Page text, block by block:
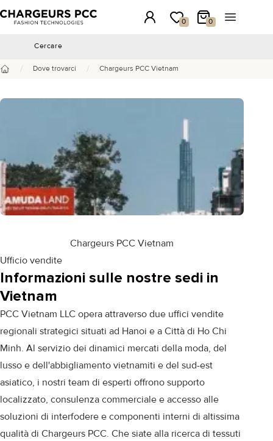
Chargeurs PCC Accesso0
La mia wishlist
0
Il mio carrello
Aprire il
Cercare
/ Dove trovarci / Chargeurs PCC Vietnam
Chargeurs PCC Vietnam
Ufficio vendite
Informazioni sulle nostre sedi in
Vietnam
PCC Vietnam LLC opera attraverso due uffici vendite
regionali strategici situati ad Hanoi e a Città di Ho Chi
Minh. Al servizio dei dinamici mercati della moda, del
lusso e dell'abbigliamento vietnamiti e del sud-est
asiatico, i nostri team di esperti offrono supporto
localizzato, consulenza commerciale e accesso alle
soluzioni di interfodere e componenti interni di altissima
qualità di Chargeurs PCC. Che siate alla ricerca di tessuti